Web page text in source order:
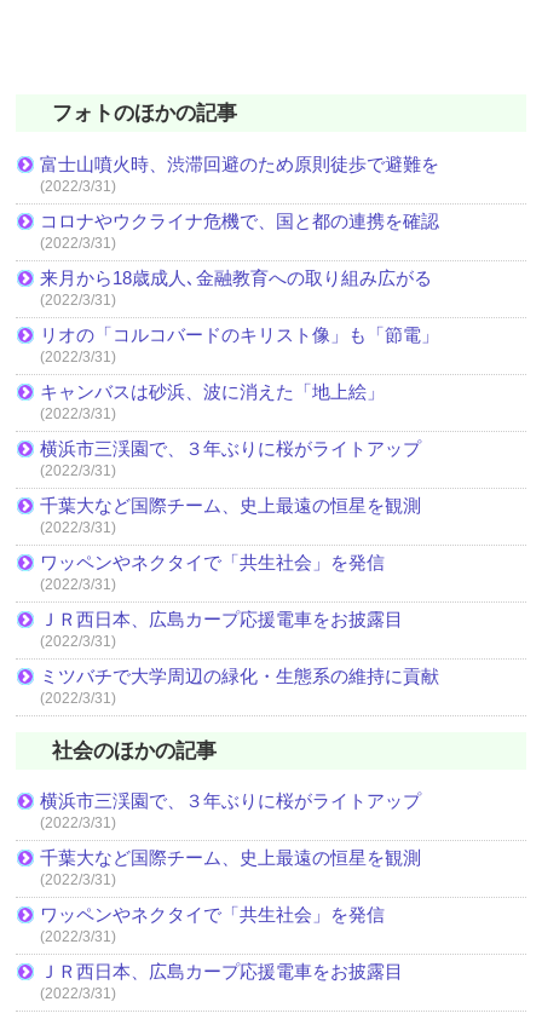
フォトのほかの記事
富士山噴火時、渋滞回避のため原則徒歩で避難を
(2022/3/31)
コロナやウクライナ危機で、国と都の連携を確認
(2022/3/31)
来月から18歳成人､金融教育への取り組み広がる
(2022/3/31)
リオの「コルコバードのキリスト像」も「節電」
(2022/3/31)
キャンバスは砂浜、波に消えた「地上絵」
(2022/3/31)
横浜市三渓園で、３年ぶりに桜がライトアップ
(2022/3/31)
千葉大など国際チーム、史上最遠の恒星を観測
(2022/3/31)
ワッペンやネクタイで「共生社会」を発信
(2022/3/31)
ＪＲ西日本、広島カープ応援電車をお披露目
(2022/3/31)
ミツバチで大学周辺の緑化・生態系の維持に貢献
(2022/3/31)
社会のほかの記事
横浜市三渓園で、３年ぶりに桜がライトアップ
(2022/3/31)
千葉大など国際チーム、史上最遠の恒星を観測
(2022/3/31)
ワッペンやネクタイで「共生社会」を発信
(2022/3/31)
ＪＲ西日本、広島カープ応援電車をお披露目
(2022/3/31)